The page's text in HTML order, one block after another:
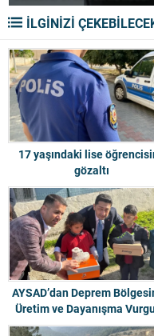
İLGİNİZİ
17 yaşındaki lise
gözaltı
AYSAD’dan Deprem
Üretim ve Dayanışma